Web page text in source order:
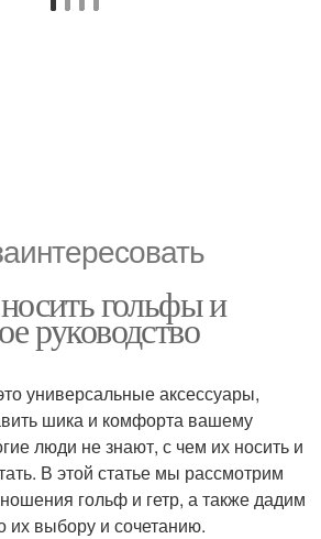
гольфы и
руководство
универсальные аксессуары,
шика и комфорта вашему
люди не знают, с чем их носить и
В этой статье мы рассмотрим
гольф и гетр, а также дадим
их выбору и сочетанию.